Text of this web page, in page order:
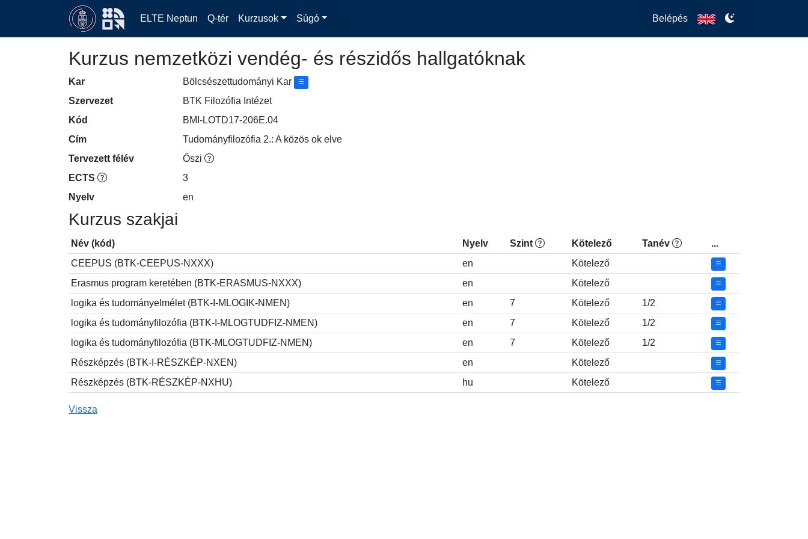
ELTE Neptun Q-tér Kurzusok Súgó Belépés
Kurzus nemzetközi vendég- és részidős hallgatóknak
Kar
Bölcsészettudományi Kar
Szervezet
BTK Filozófia Intézet
Kód
BMI-LOTD17-206E.04
Cím
Tudományfilozófia 2.: A közös ok elve
Tervezett félév
Őszi
ECTS
3
Nyelv
en
Kurzus szakjai
Név (kód) Nyelv Szint Kötelező Tanév
...
CEEPUS (BTK-CEEPUS-NXXX)
en
Kötelező
Erasmus program keretében (BTK-ERASMUS-NXXX)
en
Kötelező
logika és tudományelmélet (BTK-I-MLOGIK-NMEN)
en 7 Kötelező
1/2
logika és tudományfilozófia (BTK-I-MLOGTUDFIZ-NMEN)
en 7 Kötelező
1/2
logika és tudományfilozófia (BTK-MLOGTUDFIZ-NMEN)
en 7 Kötelező
1/2
Részképzés (BTK-I-RÉSZKÉP-NXEN)
en
Kötelező
Részképzés (BTK-RÉSZKÉP-NXHU)
hu Kötelező
Vissza